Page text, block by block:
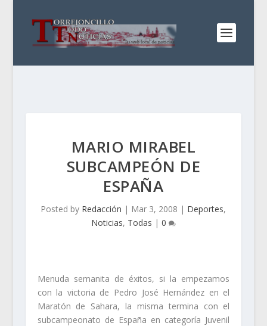
MARIO MIRABEL
SUBCAMPEÓN DE
ESPAÑA
Posted by Redacción | Mar 3, 2008 | Deportes,
Noticias, Todas | 0
Menuda semanita de éxitos, si la empezamos
con la victoria de Pedro José Hernández en el
Maratón de Sahara, la misma termina con el
subcampeonato de España en categoría Juvenil